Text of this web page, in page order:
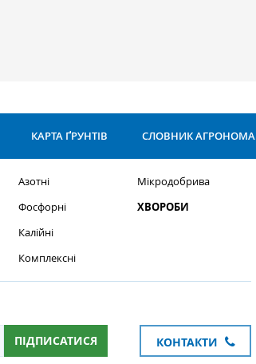
КАРТА ҐРУНТІВ СЛОВНИК АГРОНОМА
Азотні
Фосфорні
Калійні
Комплексні
Мікродобрива
ХВОРОБИ
ПІДПИСАТИСЯ КОНТАКТИ